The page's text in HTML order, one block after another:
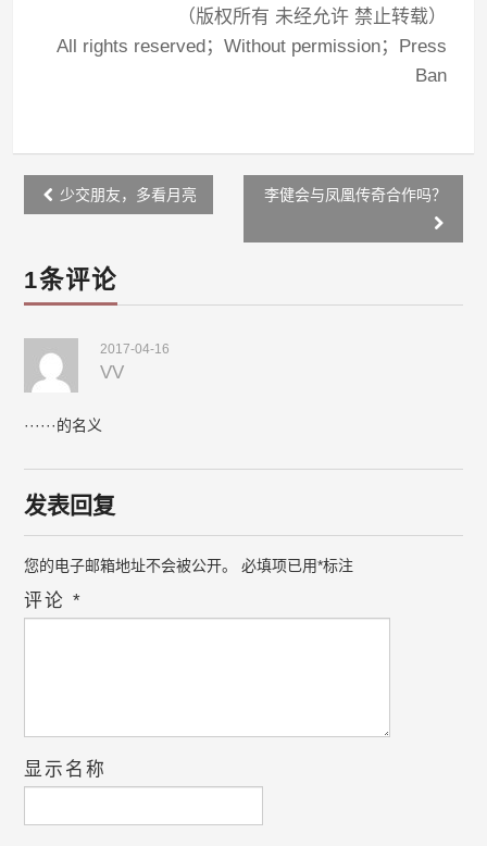
（版权所有 未经允许 禁止转载）
All rights reserved；Without permission；Press
Ban
Post
navigation
少交朋友，多看月亮 李健会与凤凰传奇合作吗？
1条评论
2017-04-16
VV
······的名义
发表回复
您的电子邮箱地址不会被公开。 必填项已用*标注
评论*
显示名称